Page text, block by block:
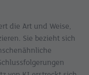
die Art und Weise,
Sie bezieht sich